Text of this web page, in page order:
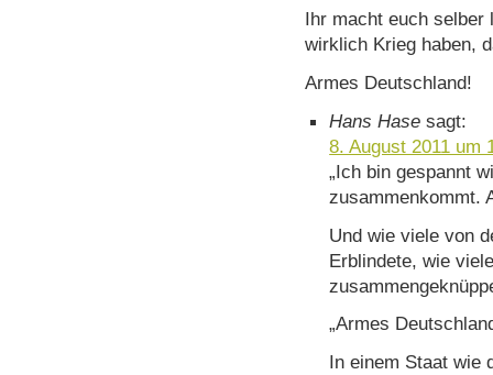
Ihr macht euch
wirklich Krieg haben,
Armes Deutschland!
Hans Hase sagt:
8. August 2011 um
„Ich bin gespannt
zusammenkommt.
Und wie viele von
Erblindete, wie
„Armes
In einem Staat wie